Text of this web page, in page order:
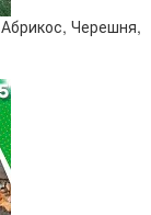
Черешня,